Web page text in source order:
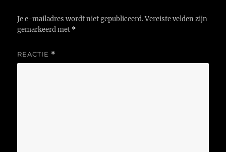
Je e-mailadres wordt niet gepubliceerd. Vereiste velden zijn
gemarkeerd met *
REACTIE *